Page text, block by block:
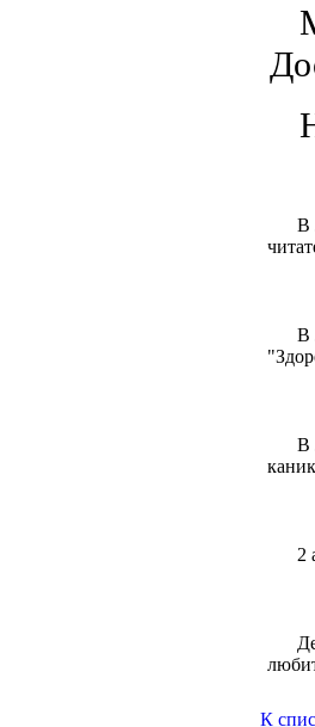
В
В
В
2
К